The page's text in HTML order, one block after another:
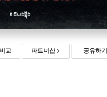
교 파트너샵 공유하기